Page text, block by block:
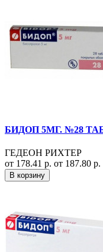
БИДОП 5МГ. №28
ГЕДЕОН РИХТЕР
от 178.41 р. от 187.80 р.
В корзину